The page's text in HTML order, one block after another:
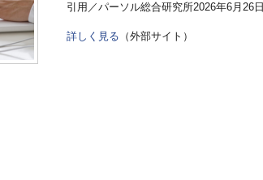
引用／パーソル総合研究所2026年6月26日
詳しく見る （外部サイト）